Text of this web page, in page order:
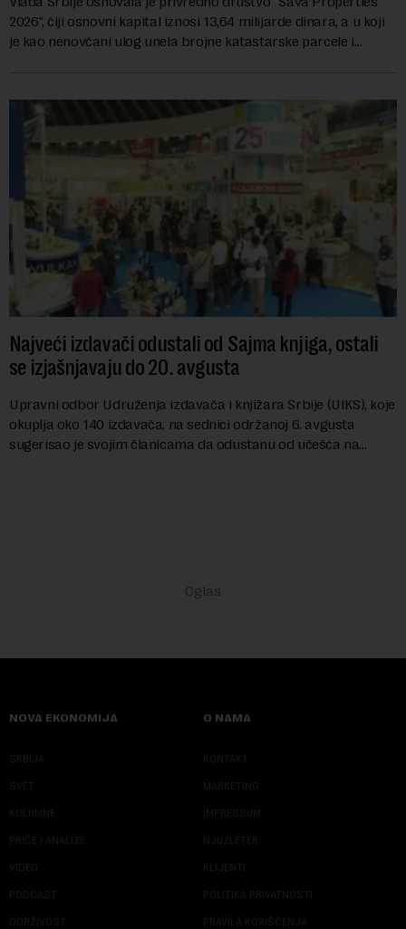
2026", čiji osnovni kapital iznosi 13,64 milijarde dinara, a u koji
je kao nenovčani ulog unela brojne katastarske parcele i
Najveći izdavači odustali od Sajma knjiga, ostali
se izjašnjavaju do 20. avgusta
Upravni odbor Udruženja izdavača i knjižara Srbije (UIKS), koje
okuplja oko 140 izdavača, na sednici održanoj 6. avgusta
sugerisao je svojim članicama da odustanu od učešća na
NOVA EKONOMIJA
SRBIJA
SVET
KOLUMNE
PRIČE I ANALIZE
VIDEO
PODCAST
ODRŽIVOST
O NAMA
KONTAKT
MARKETING
IMPRESSUM
NJUZLETER
KLIJENTI
POLITIKA PRIVATNOSTI
PRAVILA KORIŠĆENJA